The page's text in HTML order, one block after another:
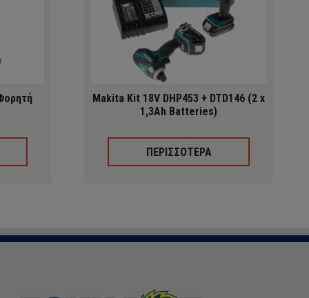
Makita Kit 18V DHP453 + DTD146 (2 x
1,3Ah Batteries)
ΠΕΡΙΣΣΟΤΕΡΑ